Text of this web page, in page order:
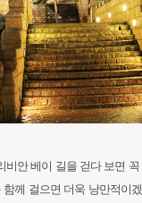
비안 베이 길을 걷다 보면
께 걸으면 더욱 낭만적이